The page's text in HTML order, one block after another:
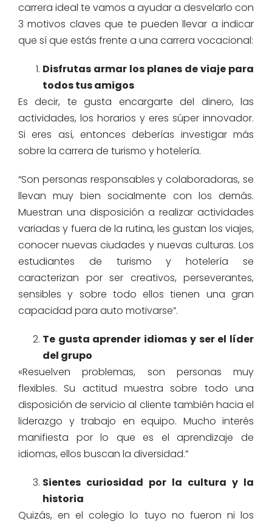
carrera ideal te vamos a ayudar a desvelarlo con
3 motivos claves que te pueden llevar a indicar
que sí que estás frente a una carrera vocacional:
Disfrutas armar los planes de viaje para
todos tus amigos
Es decir, te gusta encargarte del dinero, las
actividades, los horarios y eres súper innovador.
Si eres así, entonces deberías investigar más
sobre la carrera de turismo y hotelería.
“Son personas responsables y colaboradoras, se
llevan muy bien socialmente con los demás.
Muestran una disposición a realizar actividades
variadas y fuera de la rutina, les gustan los viajes,
conocer nuevas ciudades y nuevas culturas. Los
estudiantes de turismo y hotelería se
caracterizan por ser creativos, perseverantes,
sensibles y sobre todo ellos tienen una gran
capacidad para auto motivarse”.
Te gusta aprender idiomas y ser el líder
del grupo
«Resuelven problemas, son personas muy
flexibles. Su actitud muestra sobre todo una
disposición de servicio al cliente también hacia el
liderazgo y trabajo en equipo. Mucho interés
manifiesta por lo que es el aprendizaje de
idiomas, ellos buscan la diversidad.”
Sientes curiosidad por la cultura y la
historia
Quizás, en el colegio lo tuyo no fueron ni los